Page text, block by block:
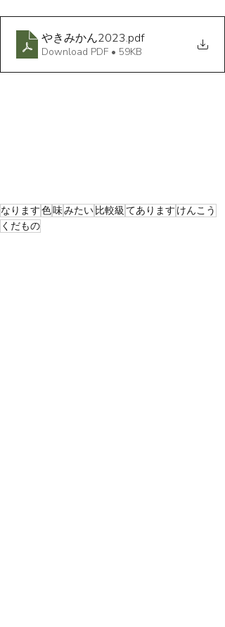
やきみかん2023.pdf
Download PDF • 59KB
なります色味みたい比較級 てあります けんこう
くだもの